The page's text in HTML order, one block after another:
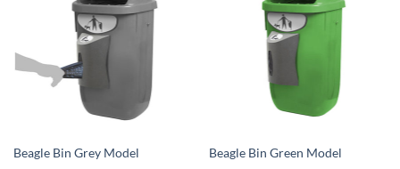
Beagle Bin Grey Model Beagle Bin Green Model